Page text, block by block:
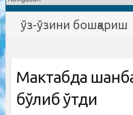
ўз-ўзини бошқариш
Мактабда
бўлиб ўтди